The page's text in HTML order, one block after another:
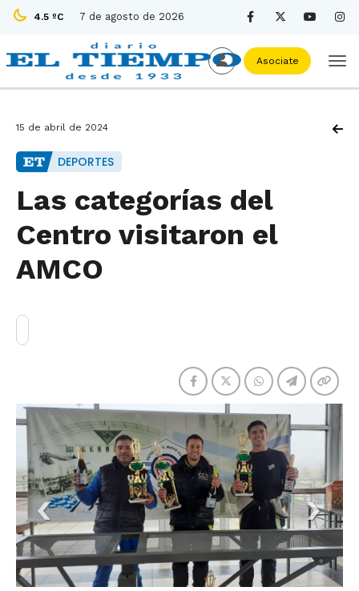
4.5 ºC 7 de agosto de 2026
Asociate
15 de abril de 2024
DEPORTES
Las categorías del
Centro visitaron el
AMCO